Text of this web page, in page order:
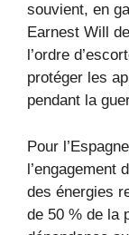
souvient, en
Earnest Will
l’ordre
protéger les
pendant la
Pour
l’engagement
des énergies
de 50 % de la